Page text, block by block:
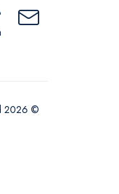
© 2026 Kza Meeza. All Rights Reserved